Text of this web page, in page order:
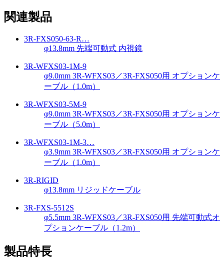
関連製品
3R-FXS050-63-R…
φ13.8mm 先端可動式 内視鏡
3R-WFXS03-1M-9
φ9.0mm 3R-WFXS03／3R-FXS050用 オプションケ
ーブル（1.0m）
3R-WFXS03-5M-9
φ9.0mm 3R-WFXS03／3R-FXS050用 オプションケ
ーブル（5.0m）
3R-WFXS03-1M-3…
φ3.9mm 3R-WFXS03／3R-FXS050用 オプションケ
ーブル（1.0m）
3R-RIGID
φ13.8mm リジッドケーブル
3R-FXS-5512S
φ5.5mm 3R-WFXS03／3R-FXS050用 先端可動式オ
プションケーブル（1.2m）
製品特長